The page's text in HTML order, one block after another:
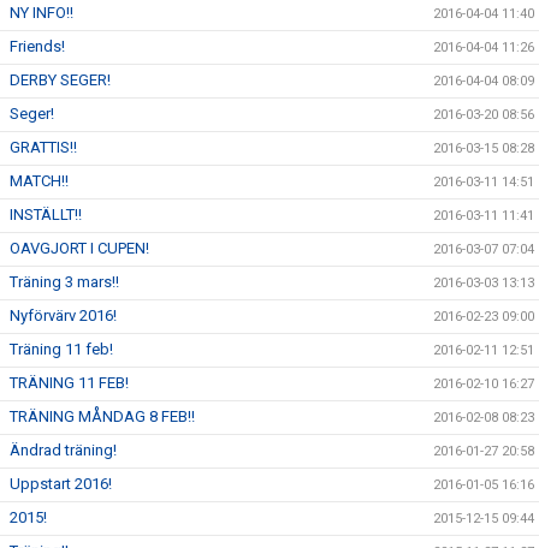
NY INFO!! 2016-04-04 11:40
Friends! 2016-04-04 11:26
DERBY SEGER! 2016-04-04 08:09
Seger! 2016-03-20 08:56
GRATTIS!! 2016-03-15 08:28
MATCH!! 2016-03-11 14:51
INSTÄLLT!! 2016-03-11 11:41
OAVGJORT I CUPEN! 2016-03-07 07:04
Träning 3 mars!! 2016-03-03 13:13
Nyförvärv 2016! 2016-02-23 09:00
Träning 11 feb! 2016-02-11 12:51
TRÄNING 11 FEB! 2016-02-10 16:27
TRÄNING MÅNDAG 8 FEB!! 2016-02-08 08:23
Ändrad träning! 2016-01-27 20:58
Uppstart 2016! 2016-01-05 16:16
2015! 2015-12-15 09:44